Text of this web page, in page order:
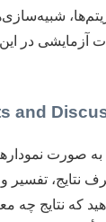
آزمایشی در
به صورت
نتایج، تفسیر و
که نتایج چه